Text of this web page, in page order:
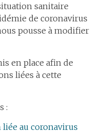
sanitaire
de coronavirus
pousse à modifier
en place afin de
liées à cette
:
au coronavirus